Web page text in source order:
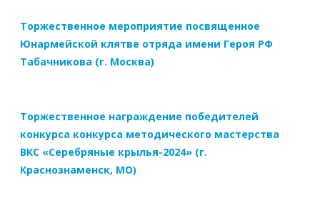
Торжественное мероприятие посвященное
Юнармейской клятве отряда имени Героя РФ
Табачникова (г. Москва)
Торжественное награждение победителей
конкурса конкурса методического мастерства
ВКС «Серебряные крылья-2024» (г.
Краснознаменск, МО)